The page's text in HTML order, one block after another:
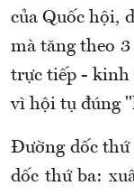
của Quốc hội,
mà tăng theo
trực tiếp - kinh
vì hội tụ đúng
Đường dốc thứ
dốc thứ ba: